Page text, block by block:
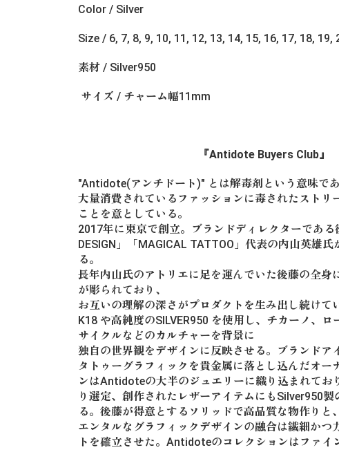
Color / Silver
Size / 6, 7, 8, 9, 10, 11, 12, 13, 14, 15, 16, 17, 18, 19,
素材 / Silver950
サイズ / チャーム幅11mm
『Antidote Buyers Club』
"Antidote(アンチドート)" とは解毒剤という意味であ
大量消費されているファッションに毒されたストリ
ことを意としている。
2017年に東京で創立。ブランドディレクターである
DESIGN」「MAGICAL TATTOO」代表の内山英雄
る。
長年内山氏のアトリエに足を運んでいた後藤の全身
が彫られており、
お互いの理解の深さがプロダクトを生み出し続けて
K18 や高純度のSILVER950 を使用し、チカーノ、
サイクルなどのカルチャーを背景に
独自の世界観をデザインに反映させる。ブランドア
タトゥーグラフィックを貴金属に落とし込んだオー
ンはAntidoteの大半のジュエリーに織り込まれてお
り選定、創作されたレザーアイテムにもSilver950製
る。後藤が得意とするソリッドで高品質な物作りと
エンタルなグラフィックデザインの融合は繊細かつ
トを確立させた。Antidoteのコレクションはファイ